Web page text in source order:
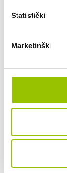
Statistički
Marketinški
najma?
Koliko
dugoročnim
Je li moguće
najma?
Što ako se